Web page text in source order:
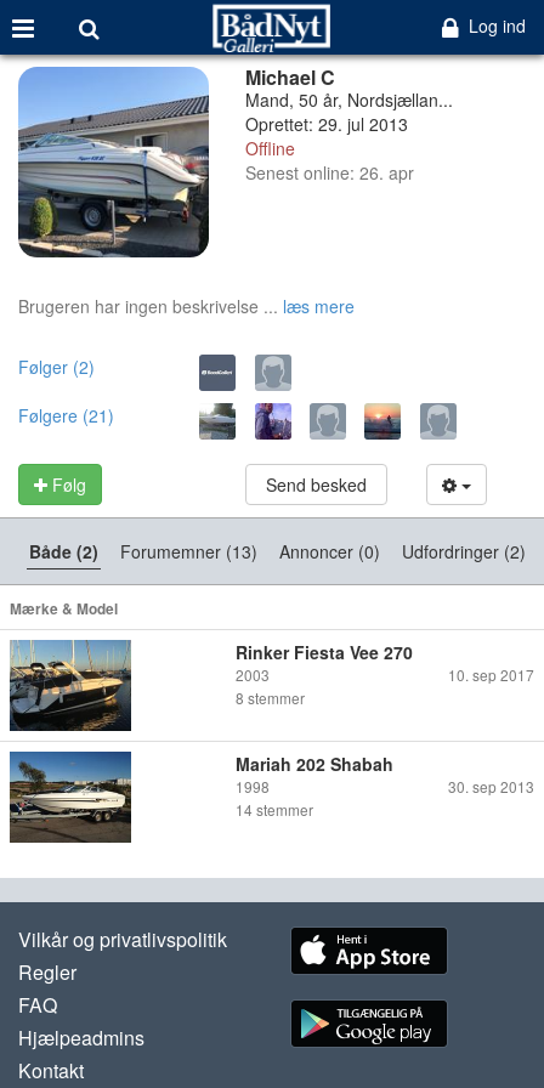
Log ind
Michael C
Mand, 50 år, Nordsjællan...
Oprettet: 29. jul 2013
Offline
Senest online: 26. apr
Brugeren har ingen beskrivelse ... læs mere
Følger (2)
Følgere (21)
Følg Send besked
Både (2) Forumemner (13) Annoncer (0) Udfordringer (2)
Mærke & Model
Rinker Fiesta Vee 270
2003
10. sep 2017
8 stemmer
Mariah 202 Shabah
1998
30. sep 2013
14 stemmer
Vilkår og privatlivspolitik
Regler
FAQ
Hjælpeadmins
Kontakt